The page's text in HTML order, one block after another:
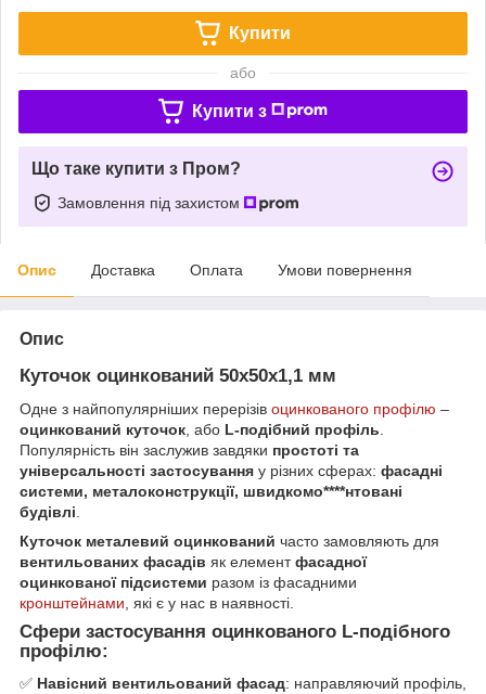
Купити
або
Купити з
Що таке купити з Пром?
Замовлення під захистом
Опис Доставка Оплата Умови повернення
Опис
Куточок оцинкований 50х50х1,1 мм
Одне з найпопулярніших перерізів оцинкованого профілю –
оцинкований куточок , або L-подібний профіль
Популярність він заслужив завдяки простоті та
універсальності застосування у різних сферах: фасадні
системи, металоконструкції, швидкомо****нтовані
будівлі
Куточок металевий оцинкований часто замовляють для
вентильованих фасадів як елементфасадної
оцинкованої підсистеми разом із фасадними
кронштейнами , які є у нас в наявності.
Сфери застосування оцинкованого L-подібного
профілю:
✅ Навісний вентильований фасад: направляючий профіль,